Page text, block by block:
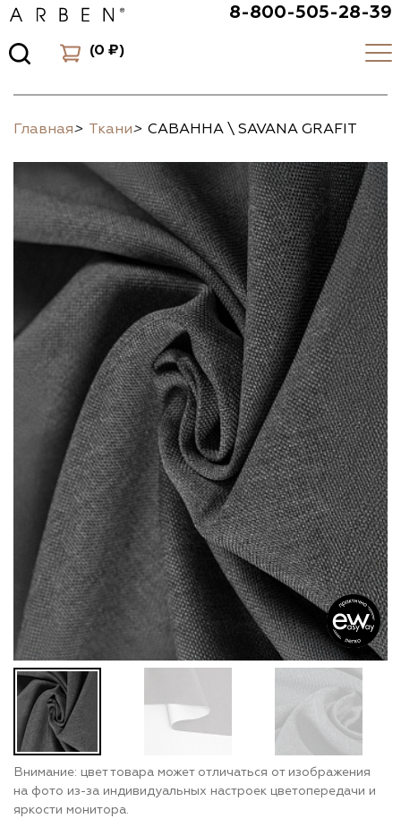
8-800-505-28-39
(0 ₽)
Главная> Ткани> САВАННА \ SAVANA GRAFIT
Внимание: цвет товара может отличаться от изображения
на фото из-за индивидуальных настроек цветопередачи и
яркости монитора.